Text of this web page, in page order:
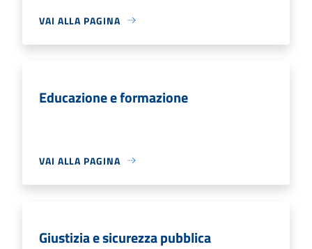
VAI ALLA PAGINA
Educazione e formazione
VAI ALLA PAGINA
Giustizia e sicurezza pubblica